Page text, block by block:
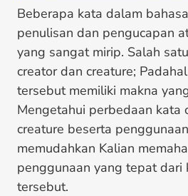
Beberapa kata dalam
penulisan dan pengucapan
yang sangat mirip. Salah
creator dan creature;
tersebut memiliki makna
Mengetahui perbedaan kata
creature beserta
memudahkan Kalian
penggunaan yang tepat dari
tersebut.